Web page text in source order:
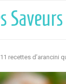
11 recettes d’arancini